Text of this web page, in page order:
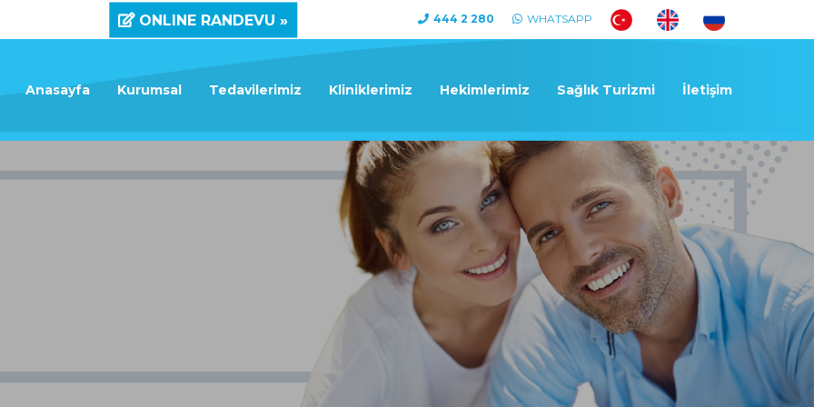
ONLINE RANDEVU » 444 2 280 WHATSAPP
Anasayfa Kurumsal Tedavilerimiz Kliniklerimiz Hekimlerimiz Sağlık Turizmi İletişim